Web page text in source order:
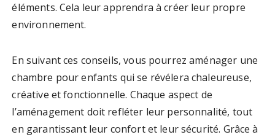
éléments. Cela leur apprendra à créer leur propre
environnement.
En suivant ces conseils, vous pourrez aménager une
chambre pour enfants qui se révélera chaleureuse,
créative et fonctionnelle. Chaque aspect de
l’aménagement doit refléter leur personnalité, tout
en garantissant leur confort et leur sécurité. Grâce à